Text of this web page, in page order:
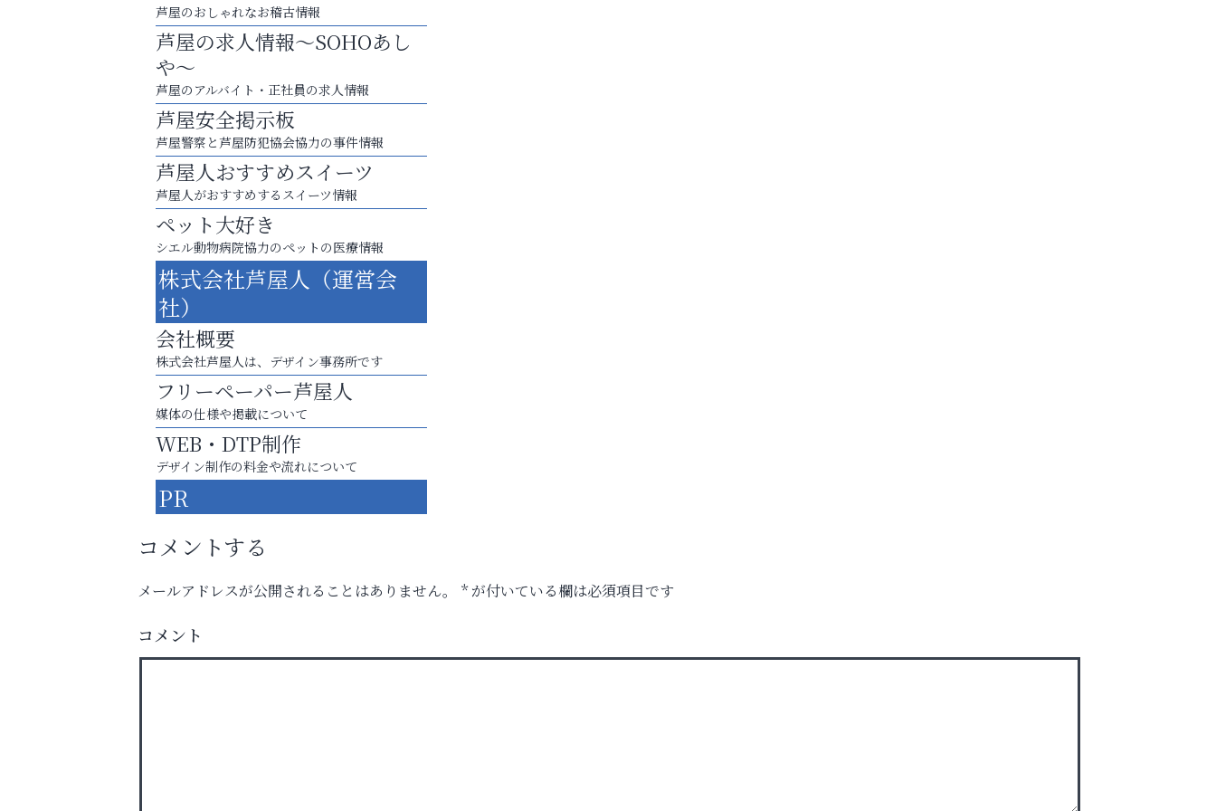
学び方が変われば、成績は変わる。
アクイール芦屋店
洋服お売りください！ 買取サービスは
おそうじ本舗芦屋東
芦屋のおしゃれなお稽古情報
芦屋の求人情報～SOHOあし
や～
芦屋のアルバイト・正社員の求人情報
芦屋安全掲示板
芦屋警察と芦屋防犯協会協力の事件情報
芦屋人おすすめスイーツ
芦屋人がおすすめするスイーツ情報
ペット大好き
シエル動物病院協力のペットの医療情報
株式会社芦屋人（運営会
社）
会社概要
株式会社芦屋人は、デザイン事務所です
フリーペーパー芦屋人
媒体の仕様や掲載について
WEB・DTP制作
デザイン制作の料金や流れについて
PR
コメントする
メールアドレスが公開されることはありません。 *が付いている欄は必須項目です
コメント